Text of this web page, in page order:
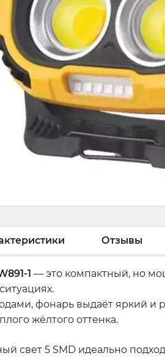
Отзывы
1 — это компактный, но
фонарь выдаёт яркий и
жёлтого оттенка.
свет 5 SMD идеально